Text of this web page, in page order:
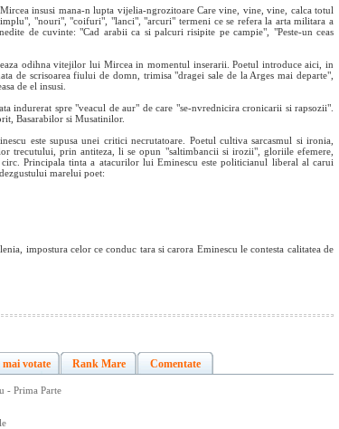
insusi mana-n lupta vijelia-ngrozitoare Care vine, vine, vine, calca totul
"nouri", "coifuri", "lanci", "arcuri" termeni ce se refera la arta militara a
de cuvinte: "Cad arabii ca si palcuri risipite pe campie", "Peste-un ceas
odihna vitejilor lui Mircea in momentul inserarii. Poetul introduce aici, in
de scrisoarea fiului de domn, trimisa "dragei sale de la Arges mai departe",
de el insusi.
indurerat spre "veacul de aur" de care "se-nvrednicira cronicarii si rapsozii".
Basarabilor si Musatinilor.
este supusa unei critici necrutatoare. Poetul cultiva sarcasmul si ironia,
trecutului, prin antiteza, li se opun "saltimbancii si irozii", gloriile efemere,
Principala tinta a atacurilor lui Eminescu este politicianul liberal al carui
marelui poet:
impostura celor ce conduc tara si carora Eminescu le contesta calitatea de
mai votate Rank Mare Comentate
- Prima Parte